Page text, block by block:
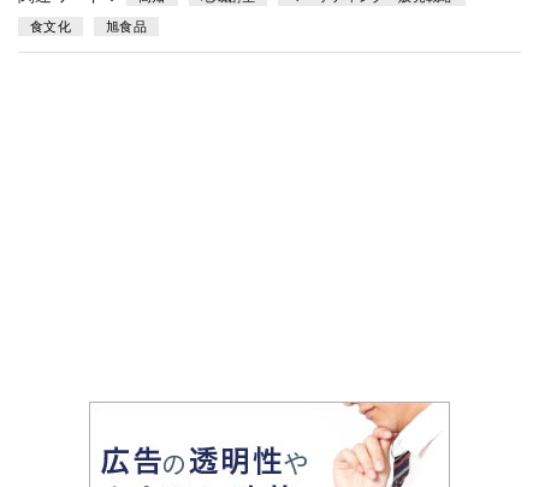
食文化 旭食品